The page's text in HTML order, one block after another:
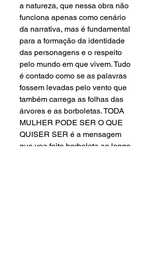
a natureza, que nessa obra não
funciona apenas como cenário
da narrativa, mas é fundamental
para a formação da identidade
das personagens e o respeito
pelo mundo em que vivem. Tudo
é contado como se as palavras
fossem levadas pelo vento que
também carrega as folhas das
árvores e as borboletas. TODA
MULHER PODE SER O QUE
QUISER SER é a mensagem
que voa feito borboleta ao longo